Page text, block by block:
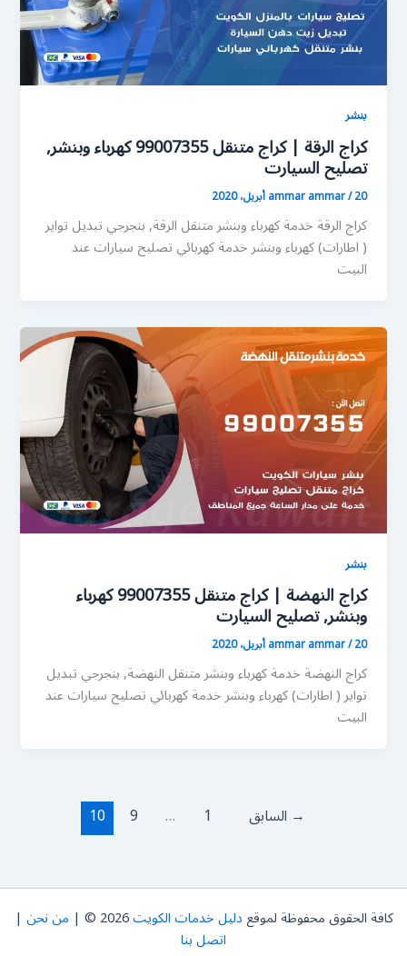
بنشر
كراج الرقة | كراج متنقل 99007355 كهرباء وبنشر,
تصليح السيارت
ammar ammar/20 أبريل، 2020
كراج الرقة خدمة كهرباء وبنشر متنقل الرقة, بنجرجي تبديل تواير
( اطارات) كهرباء وبنشر خدمة كهربائي تصليح سيارات عند
البيت
بنشر
كراج النهضة | كراج متنقل 99007355 كهرباء
وبنشر, تصليح السيارت
ammar ammar/20 أبريل، 2020
كراج النهضة خدمة كهرباء وبنشر متنقل النهضة, بنجرجي تبديل
تواير ( اطارات) كهرباء وبنشر خدمة كهربائي تصليح سيارات عند
البيت
→ السابق 1
…
9
10
كافة الحقوق محفوظة لموقعدليل خدمات الكويت2026 © | من نحن |
اتصل بنا